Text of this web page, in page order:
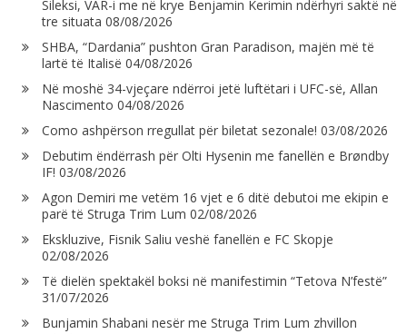
Sileksi, VAR-i me në krye Benjamin Kerimin ndërhyri saktë në
tre situata 08/08/2026
SHBA, “Dardania” pushton Gran Paradison, majën më të
lartë të Italisë 04/08/2026
Në moshë 34-vjeçare ndërroi jetë luftëtari i UFC-së, Allan
Nascimento 04/08/2026
Como ashpërson rregullat për biletat sezonale! 03/08/2026
Debutim ëndërrash për Olti Hysenin me fanellën e Brøndby
IF! 03/08/2026
Agon Demiri me vetëm 16 vjet e 6 ditë debutoi me ekipin e
parë të Struga Trim Lum 02/08/2026
Ekskluzive, Fisnik Saliu veshë fanellën e FC Skopje
02/08/2026
Të dielën spektakël boksi në manifestimin “Tetova N’festë”
31/07/2026
Bunjamin Shabani nesër me Struga Trim Lum zhvillon